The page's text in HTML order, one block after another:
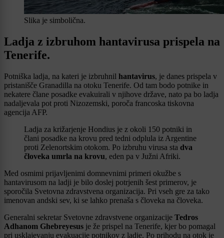
Slika je simbolična.
Ladja z izbruhom hantavirusa prispela na
Tenerife.
Potniška ladja, na kateri je izbruhnil hantavirus, je danes prispela v
pristanišče Granadilla na otoku Tenerife. Od tam bodo potnike in
nekatere člane posadke evakuirali v njihove države, nato pa bo ladja
nadaljevala pot proti Nizozemski, poroča francoska tiskovna
agencija AFP.
Ladja za križarjenje Hondius je z okoli 150 potniki in
člani posadke na krovu pred tedni odplula iz Argentine
proti Zelenortskim otokom. Po izbruhu virusa sta dva
človeka umrla na krovu, eden pa v Južni Afriki.
Med osmimi prijavljenimi domnevnimi primeri okužbe s
hantavirusom na ladji je bilo doslej potrjenih šest primerov, je
sporočila Svetovna zdravstvena organizacija. Pri vseh gre za tako
imenovan andski sev, ki se lahko prenaša s človeka na človeka.
Generalni sekretar Svetovne zdravstvene organizacije Tedros
Adhanom Ghebreyesus je že prispel na Tenerife, kjer bo pomagal
pri usklajevanju evakuacije potnikov z ladje. Po prihodu na otok je